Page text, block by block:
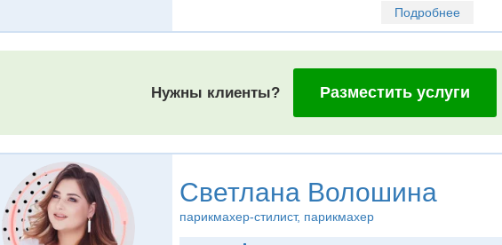
Подробнее
Нужны клиенты? Разместить услуги
Светлана Волошина
парикмахер-стилист, парикмахер